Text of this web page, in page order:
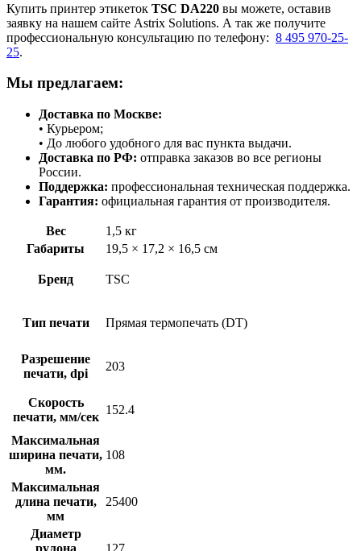
Купить принтер этикеток TSC DA220 вы можете, оставив
заявку на нашем сайте Astrix Solutions. А так же получите
профессиональную консультацию по телефону: 8 495 970-25-
25.
Мы предлагаем:
Доставка по Москве:
• Курьером;
• До любого удобного для вас пункта выдачи.
Доставка по РФ: отправка заказов во все регионы
России.
Поддержка: профессиональная техническая поддержка.
Гарантия: официальная гарантия от производителя.
Вес
1,5 кг
Габариты
19,5 × 17,2 × 16,5 см
Бренд TSC
Тип печати Прямая термопечать (DT)
Разрешение
печати, dpi
203
Скорость
печати, мм/сек
152.4
Максимальная
ширина печати,
мм.
108
Максимальная
длина печати,
мм
25400
Диаметр